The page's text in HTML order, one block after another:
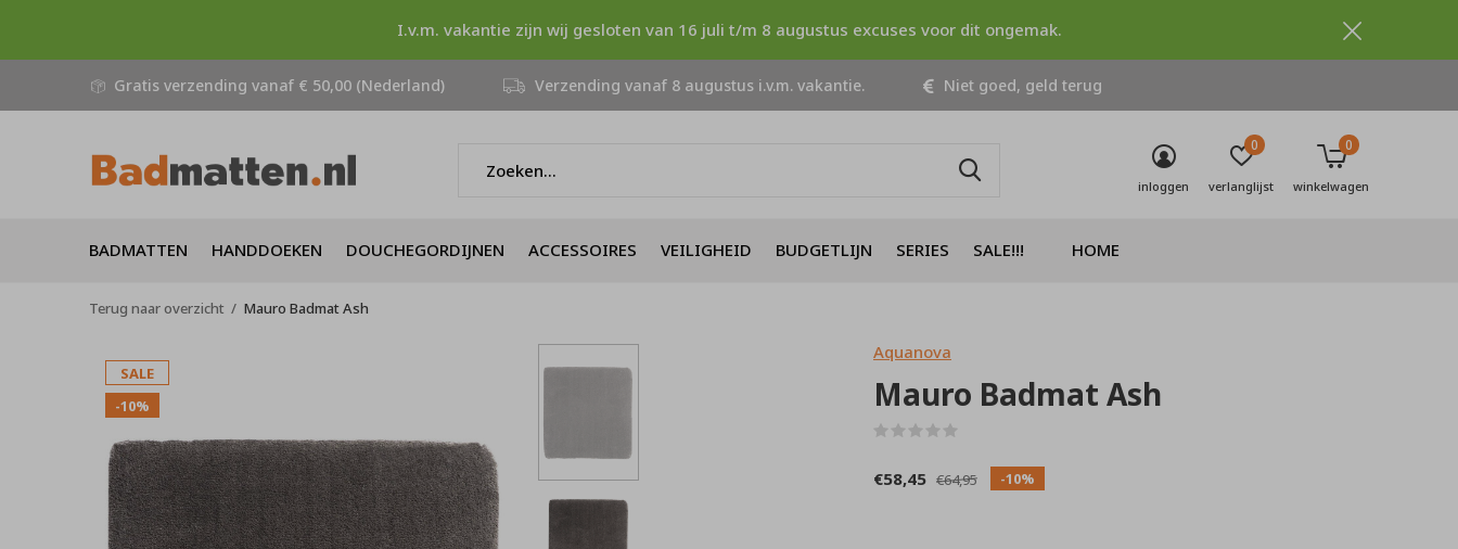
BADMATTEN HANDDOEKEN DOUCHEGORDIJNEN ACCESSOIRES VEILIGHEID BUDGETLIJN SERIES SALE!!! HOME
inloggen verlanglijst
0
winkelwagen
0
Gratis verzending vanaf € 50,00 (Nederland) Verzending vanaf 8 augustus i.v.m. vakantie. Niet goed, geld terug
I.v.m. vakantie zijn wij gesloten van 16 juli t/m 8 augustus excuses voor dit ongemak.
Terug naar overzicht Mauro Badmat Ash
SALE
-10%
Aquanova
Mauro Badmat Ash
€58,45 €64,95 -10%